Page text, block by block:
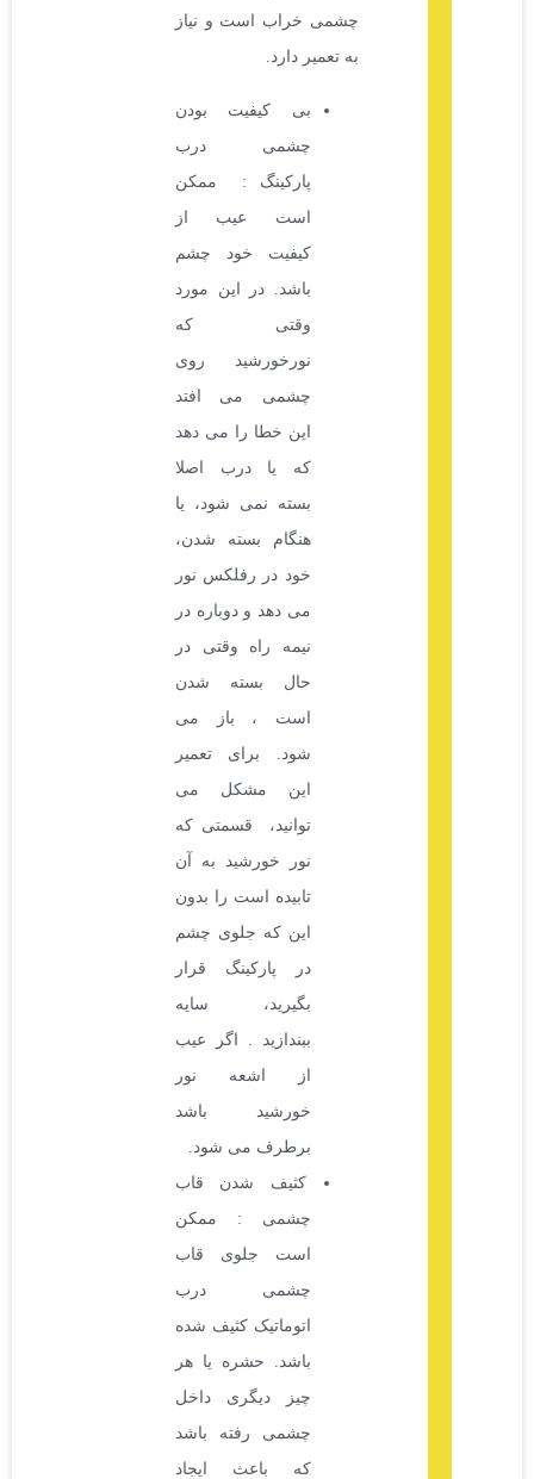
چشمی خراب است و نیاز
بی کیفیت بودن
چشمی درب
پارکینگ : ممکن
است عیب از
کیفیت خود چشم
باشد. در این مورد
وقتی که
نورخورشید روی
چشمی می افتد
این خطا را می دهد
که یا درب اصلا
بسته نمی شود، یا
هنگام بسته شدن،
خود در رفلکس نور
می دهد و دوباره در
نیمه راه وقتی در
حال بسته شدن
است ، باز می
شود. برای تعمیر
این مشکل می
توانید، قسمتی که
نور خورشید به آن
تابیده است را بدون
این که جلوی چشم
در پارکینگ قرار
بگیرید، سایه
ببندازید . اگر عیب
از اشعه نور
خورشید باشد
کثیف شدن قاب
چشمی : ممکن
است جلوی قاب
چشمی درب
اتوماتیک کثیف شده
باشد. حشره یا هر
چیز دیگری داخل
چشمی رفته باشد
که باعث ایجاد